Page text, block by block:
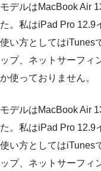
モデルはMacBook Air
た。私はiPad Pro 12.9
使い方としてはiTunes
ップ、ネットサーフィ
か使っておりません。
モデルはMacBook Air
た。私はiPad Pro 12.9
使い方としてはiTunes
ップ、ネットサーフィ